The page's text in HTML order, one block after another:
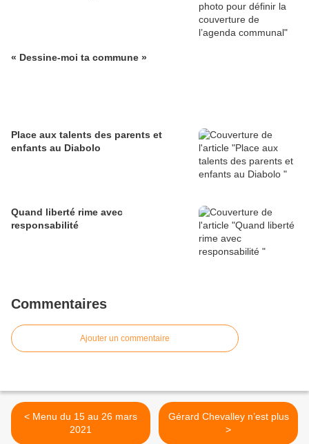
« Dessine-moi ta commune »
Place aux talents des parents et
enfants au Diabolo
Quand liberté rime avec
responsabilité
Commentaires
Ajouter un commentaire
< Menu du 15 au 26 mars
2021
Gérard Chevalley n’est plus
>